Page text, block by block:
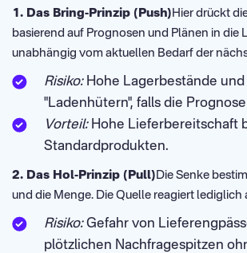
1. Das Bring-Prinzip (Push) Hier drückt
basierend auf Prognosen und Plänen in die
unabhängig vom aktuellen Bedarf der
Risiko:Hohe Lagerbestände und
"Ladenhütern", falls die
Vorteil:Hohe Lieferbereitschaft
Standardprodukten.
2. Das Hol-Prinzip (Pull) Die Senke
und die Menge. Die Quelle reagiert lediglich
Risiko:Gefahr von
plötzlichen Nachfragespitzen